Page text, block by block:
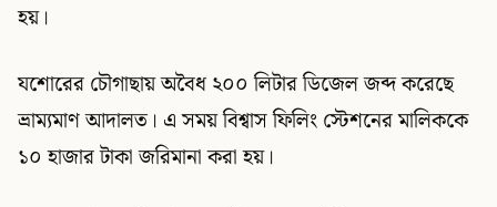
হয়।
যশোরের চৌগাছায় অবৈধ ২০০ লিটার ডিজেল জব্দ করেছে
ভ্রাম্যমাণ আদালত। এ সময় বিশ্বাস ফিলিং স্টেশনের মালিককে
১০ হাজার টাকা জরিমানা করা হয়।